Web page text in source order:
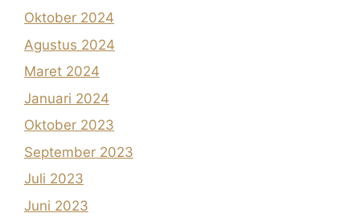
Oktober 2024
Agustus 2024
Maret 2024
Januari 2024
Oktober 2023
September 2023
Juli 2023
Juni 2023